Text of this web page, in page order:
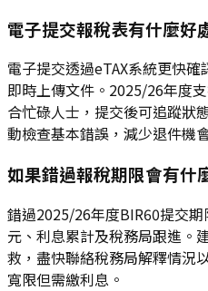
電子提交報稅表有什麼好
電子提交透過eTAX系統更快
即時上傳文件。2025/26年度
合忙碌人士，提交後可追蹤狀
動檢查基本錯誤，減少退件機
如果錯過報稅期限會有什
錯過2025/26年度BIR60提交
元、利息累計及稅務局跟進。
救，盡快聯絡稅務局解釋情況
寬限但需繳利息。